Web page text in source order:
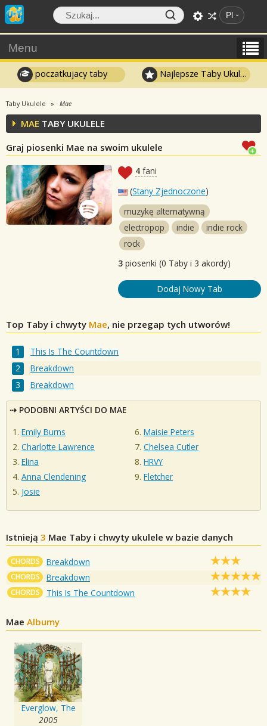
Pl
Menu
poczatkujacy taby Najlepsze Taby Ukulele
Taby Ukulele Mae
MAE TABY UKULELE
Graj piosenki Mae na swoim ukulele
4 fani
(Stany Zjednoczone)
muzykę alternatywną
electropop
indie
indie rock
rock
3 piosenki (0 Taby i 3 akordy)
Dodaj Nowy Tab
Top Taby i chwyty Mae, nie przegap tych utworów!
This Is The Countdown
Breakdown
Breakdown
PODOBNI ARTYŚCI DO MAE
Emily Burns
Charlotte Lawrence
Elina
Anna Clendening
Josie
Maisie Peters
Chelsea Cutler
HRVY
Fletcher
Istnieją 3 Mae Taby i chwyty ukulele w bazie danych
CHORDS Breakdown
CHORDS Breakdown
CHORDS This Is The Countdown
Mae Albumy
Everglow, The
2005